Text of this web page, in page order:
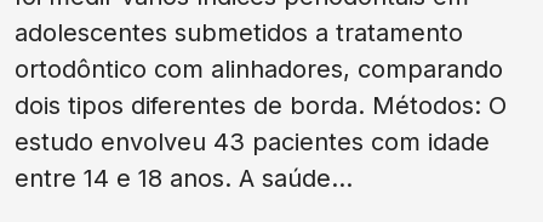
adolescentes submetidos a tratamento
ortodôntico com alinhadores, comparando
dois tipos diferentes de borda. Métodos: O
estudo envolveu 43 pacientes com idade
entre 14 e 18 anos. A saúde...